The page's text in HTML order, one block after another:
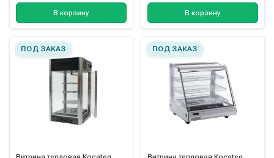
В корзину В корзину
ПОД ЗАКАЗ ПОД ЗАКАЗ